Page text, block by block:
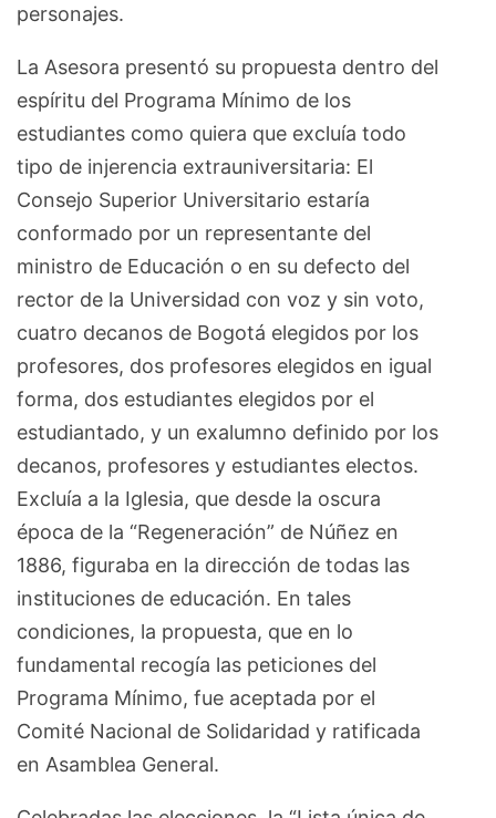
personajes.
La Asesora presentó su propuesta dentro del
espíritu del Programa Mínimo de los
estudiantes como quiera que excluía todo
tipo de injerencia extrauniversitaria: El
Consejo Superior Universitario estaría
conformado por un representante del
ministro de Educación o en su defecto del
rector de la Universidad con voz y sin voto,
cuatro decanos de Bogotá elegidos por los
profesores, dos profesores elegidos en igual
forma, dos estudiantes elegidos por el
estudiantado, y un exalumno definido por los
decanos, profesores y estudiantes electos.
Excluía a la Iglesia, que desde la oscura
época de la “Regeneración” de Núñez en
1886, figuraba en la dirección de todas las
instituciones de educación. En tales
condiciones, la propuesta, que en lo
fundamental recogía las peticiones del
Programa Mínimo, fue aceptada por el
Comité Nacional de Solidaridad y ratificada
en Asamblea General.